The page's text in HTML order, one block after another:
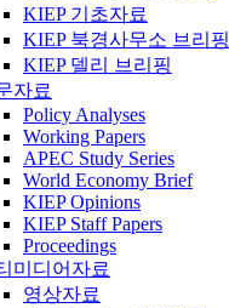
KIEP 기초자료
KIEP 북경사무소 브리핑
KIEP 델리 브리핑
자료
Policy Analyses
Working Papers
APEC Study Series
World Economy Brief
KIEP Opinions
KIEP Staff Papers
Proceedings
미디어자료
영상자료